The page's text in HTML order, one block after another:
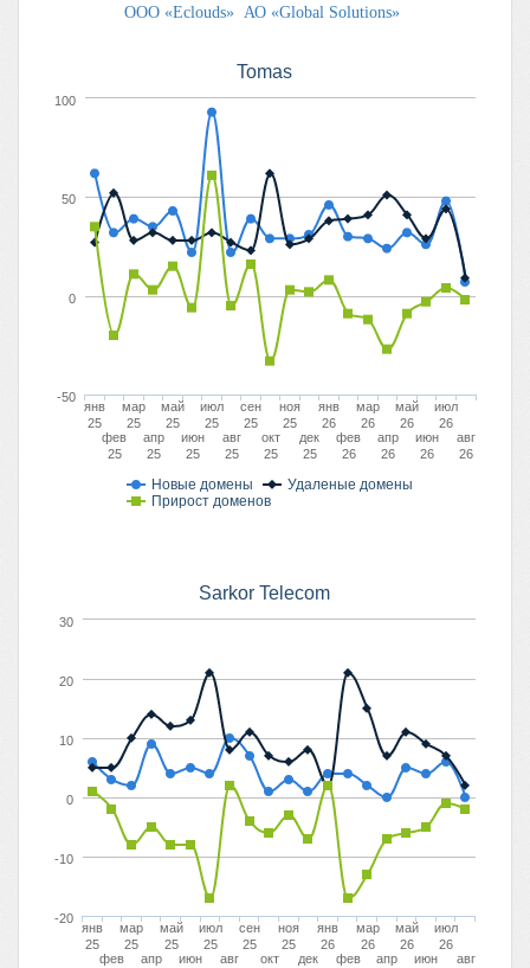
ООО «Eclouds» АО «Global Solutions»
Tomas
Новые домены
Удаленые домены
Прирост доменов
янв
25
фев
25
мар
25
апр
25
май
25
июн
25
июл
25
авг
25
сен
25
окт
25
ноя
25
дек
25
янв
26
фев
26
мар
26
апр
26
май
26
июн
26
июл
26
авг
26
-50
0
50
100
Sarkor Telecom
янв
25
фев
мар
25
апр
май
25
июн
июл
25
авг
сен
25
окт
ноя
25
дек
янв
26
фев
мар
26
апр
май
26
июн
июл
26
авг
-20
-10
0
10
20
30